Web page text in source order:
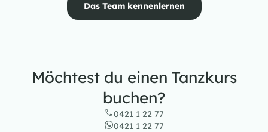
Das Team kennenlernen
Möchtest du einen Tanzkurs
buchen?
0421 1 22 77
0421 1 22 77